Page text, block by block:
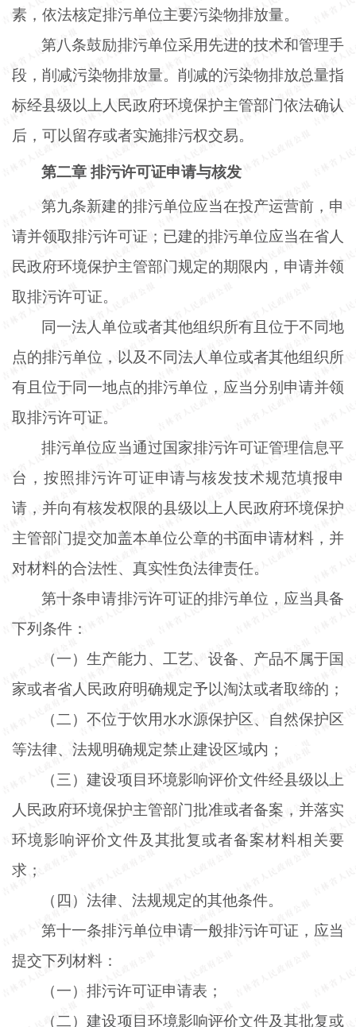
素，依法核定排污单位主要污染物排放量。
第八条鼓励排污单位采用先进的技术和管理手
段，削减污染物排放量。削减的污染物排放总量指
标经县级以上人民政府环境保护主管部门依法确认
后，可以留存或者实施排污权交易。
第二章 排污许可证申请与核发
第九条新建的排污单位应当在投产运营前，申
请并领取排污许可证；已建的排污单位应当在省人
民政府环境保护主管部门规定的期限内，申请并领
取排污许可证。
同一法人单位或者其他组织所有且位于不同地
点的排污单位，以及不同法人单位或者其他组织所
有且位于同一地点的排污单位，应当分别申请并领
取排污许可证。
排污单位应当通过国家排污许可证管理信息平
台，按照排污许可证申请与核发技术规范填报申
请，并向有核发权限的县级以上人民政府环境保护
主管部门提交加盖本单位公章的书面申请材料，并
对材料的合法性、真实性负法律责任。
第十条申请排污许可证的排污单位，应当具备
下列条件：
（一）生产能力、工艺、设备、产品不属于国
家或者省人民政府明确规定予以淘汰或者取缔的；
（二）不位于饮用水水源保护区、自然保护区
等法律、法规明确规定禁止建设区域内；
（三）建设项目环境影响评价文件经县级以上
人民政府环境保护主管部门批准或者备案，并落实
环境影响评价文件及其批复或者备案材料相关要
求；
（四）法律、法规规定的其他条件。
第十一条排污单位申请一般排污许可证，应当
提交下列材料：
（一）排污许可证申请表；
（二）建设项目环境影响评价文件及其批复或